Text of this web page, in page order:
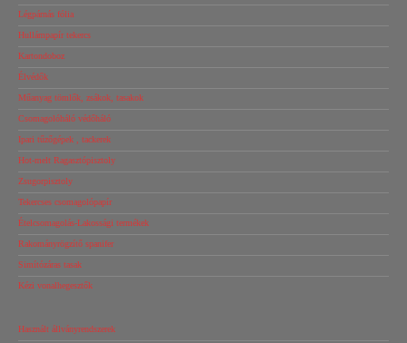
Légpárnás fólia
Hullámpapír tekercs
Kartondoboz
Élvédők
Műanyag tömlők, zsákok, tasakok
Csomagolóháló védőháló
Ipari tűzőgépek , tackerek
Hot-melt Ragasztópisztoly
Zsugorpisztoly
Tekercses csomagolópapír
Ételcsomagolás-Lakossági termékek
Rakományrögzítő spanifer
Simítózáras tasak
Kézi vonalhegesztők
Használt állványrendszerek